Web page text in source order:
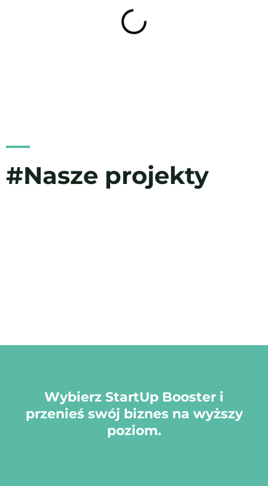
#Nasze projekty
Wybierz StartUp Booster i
przenieś swój biznes na wyższy
poziom.